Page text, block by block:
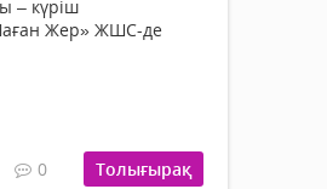
– күріш
Жер» ЖШС-де
0 Толығырақ